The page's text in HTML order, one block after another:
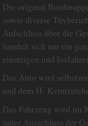
Die original
sowie diverse
Aufschluss über die
handelt sich um ein
einsteigen und
Das Auto wird
und dem H-
Das Fahrzeug wird im
unter Ausschluss der